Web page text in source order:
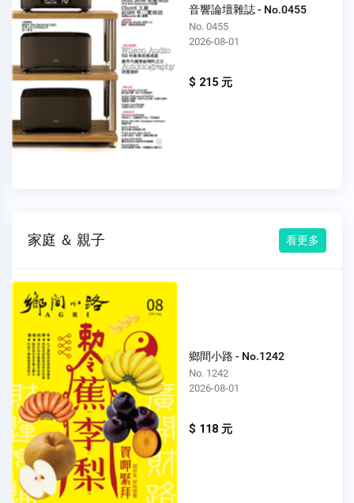
音響論壇雜誌 - No.0455
No. 0455
2026-08-01
$ 215 元
家庭 ＆ 親子 看更多
鄉間小路 - No.1242
No. 1242
2026-08-01
$ 118 元